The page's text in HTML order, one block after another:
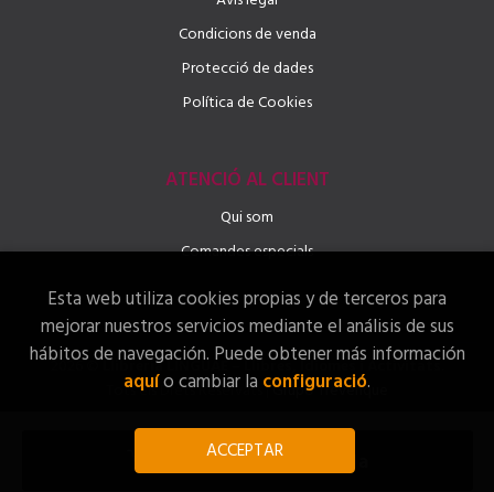
Afegir a la meva cistella
Condicions de venda
Protecció de dades
Política de Cookies
ATENCIÓ AL CLIENT
Qui som
Comandes especials
2026 ©Llibreria LINGUAE – Llibres, Idiomes i Activitats.
Tots els Drets Reservats |Grupo Trevenque
Esta web utiliza cookies propias y de terceros para
mejorar nuestros servicios mediante el análisis de sus
hábitos de navegación. Puede obtener más información
aquío cambiar la configuració.
ACCEPTAR